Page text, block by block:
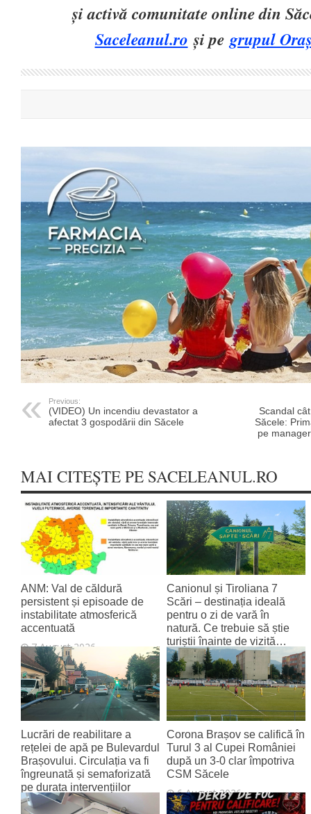
și activă comunitate online din
Saceleanul.ro și pegrupul
Previous:
(VIDEO) Un incendiu devastator a
afectat 3 gospodării din Săcele
Scandal
Săcele:
pe
MAI CITEȘTE PE SACELEANUL.RO
ANM: Val de căldură
persistent și episoade de
instabilitate atmosferică
accentuată
7 August 2026
Canionul și Tiroliana 7
Scări – destinația ideală
pentru o zi de vară în
natură. Ce trebuie să știe
turiștii înainte de vizită…
7 August 2026
Lucrări de reabilitare a
rețelei de apă pe Bulevardul
Brașovului. Circulația va fi
îngreunată și semaforizată
pe durata intervențiilor
6 August 2026
Corona Brașov se califică în
Turul 3 al Cupei României
după un 3-0 clar împotriva
CSM Săcele
6 August 2026